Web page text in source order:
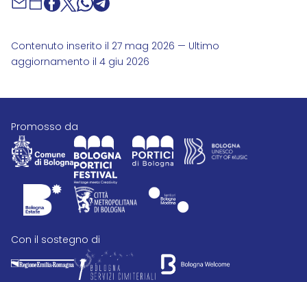
Contenuto inserito il 27 mag 2026 — Ultimo
aggiornamento il 4 giu 2026
promosso da
con il sostegno di